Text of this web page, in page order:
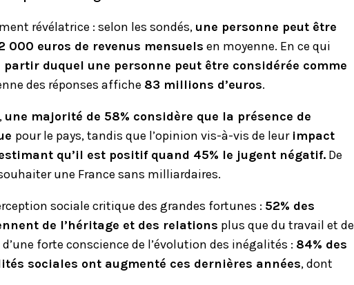
révélatrice : selon les sondés, une personne peut être
000 euros de revenus mensuels en moyenne. En ce qui
duquel une personne peut être considérée comme
des réponses affiche 83 millions d’euros.
une majorité de 58% considère que la présence de
pour le pays, tandis que l’opinion vis-à-vis de leur impact
qu’il est positif quand 45% le jugent négatif.De
une France sans milliardaires.
sociale critique des grandes fortunes : 52% des
de l’héritage et des relations plus que du travail et de
forte conscience de l’évolution des inégalités : 84% des
sociales ont augmenté ces dernières années, dont